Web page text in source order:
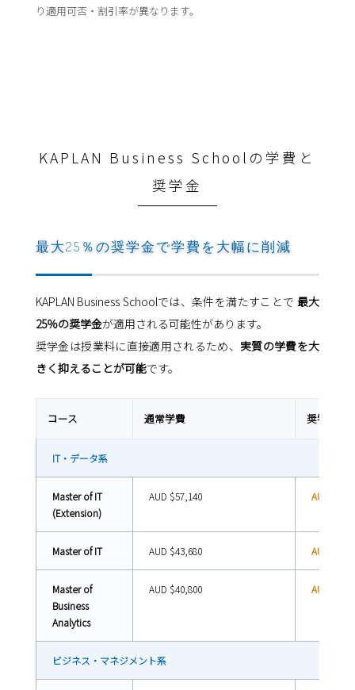
り適用可否・割引率が異なります。
KAPLAN Business Schoolの学費と
奨学金
最大25％の奨学金で学費を大幅に削減
KAPLAN Business Schoolでは、条件を満たすことで 最大
25％の奨学金が適用される可能性があります。
奨学金は授業料に直接適用されるため、実質の学費を大
きく抑えることが可能です。
コース 通常学費 奨学金適
IT・データ系
Master of IT
(Extension)
AUD $57,140 AUD
Master of IT AUD $43,680 AUD
Master of
Business
Analytics
AUD $40,800 AUD
ビジネス・マネジメント系